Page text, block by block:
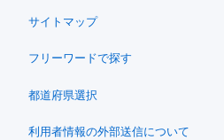
サイトマップ
フリーワードで探す
都道府県選択
利用者情報の外部送信について